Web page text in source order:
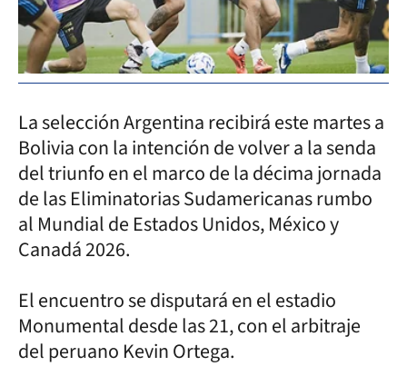
La selección Argentina recibirá este martes a
Bolivia con la intención de volver a la senda
del triunfo en el marco de la décima jornada
de las Eliminatorias Sudamericanas rumbo
al Mundial de Estados Unidos, México y
Canadá 2026.
El encuentro se disputará en el estadio
Monumental desde las 21, con el arbitraje
del peruano Kevin Ortega.